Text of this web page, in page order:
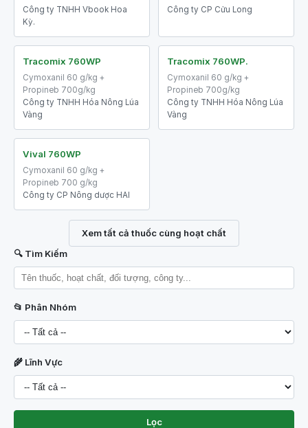
Công ty TNHH Vbook Hoa
Kỳ.
Công ty CP Cửu Long
Tracomix 760WP
Cymoxanil 60 g/kg +
Propineb 700g/kg
Công ty TNHH Hóa Nông Lúa
Vàng
Tracomix 760WP.
Cymoxanil 60 g/kg +
Propineb 700g/kg
Công ty TNHH Hóa Nông Lúa
Vàng
Vival 760WP
Cymoxanil 60 g/kg +
Propineb 700 g/kg
Công ty CP Nông dược HAI
Xem tất cả thuốc cùng hoạt chất
🔍 Tìm Kiếm
📂 Phân Nhóm
🌾 Lĩnh Vực
Lọc